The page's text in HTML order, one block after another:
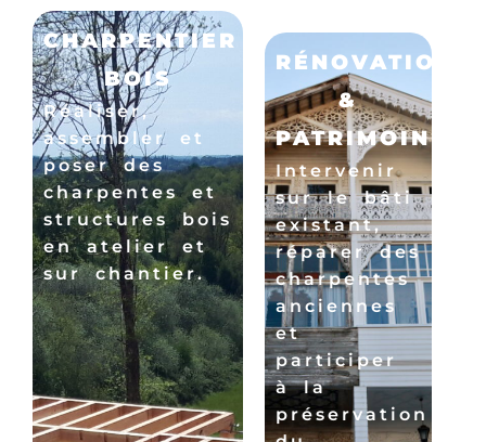
CHARPENTIER
BOIS
Réaliser,
assembler et
poser des
charpentes et
structures bois
en atelier et
sur chantier.
RÉNOVATION
&
PATRIMOINE
Intervenir
sur le bâti
existant,
réparer des
charpentes
anciennes
et
participer
à la
préservation